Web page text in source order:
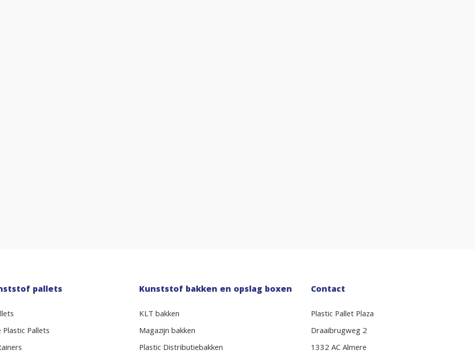
pallets
Pallets
Kunststof bakken en opslag boxen
KLT bakken
Magazijn bakken
Plastic Distributiebakken
Contact
Plastic Pallet Plaza
Draaibrugweg 2
1332 AC Almere